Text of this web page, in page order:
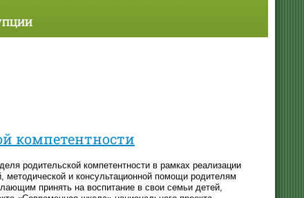
компетентности
родительской компетентности в рамках реализации
методической и консультационной помощи родителям
принять на воспитание в свои семьи детей,